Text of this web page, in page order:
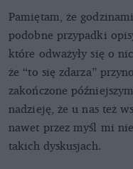
Pamiętam, że
podobne przypadki
które odważyły się o
że “to się zdarza”
zakończone
nadzieję, że u nas też
nawet przez myśl mi
takich dyskusjach.